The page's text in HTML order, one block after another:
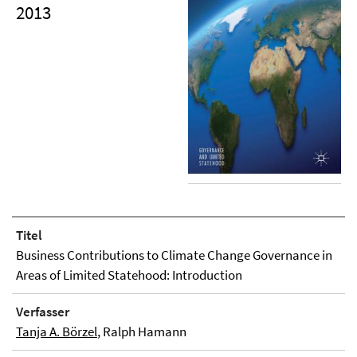
2013
Titel
Business Contributions to Climate Change Governance in
Areas of Limited Statehood: Introduction
Verfasser
Tanja A. Börzel, Ralph Hamann